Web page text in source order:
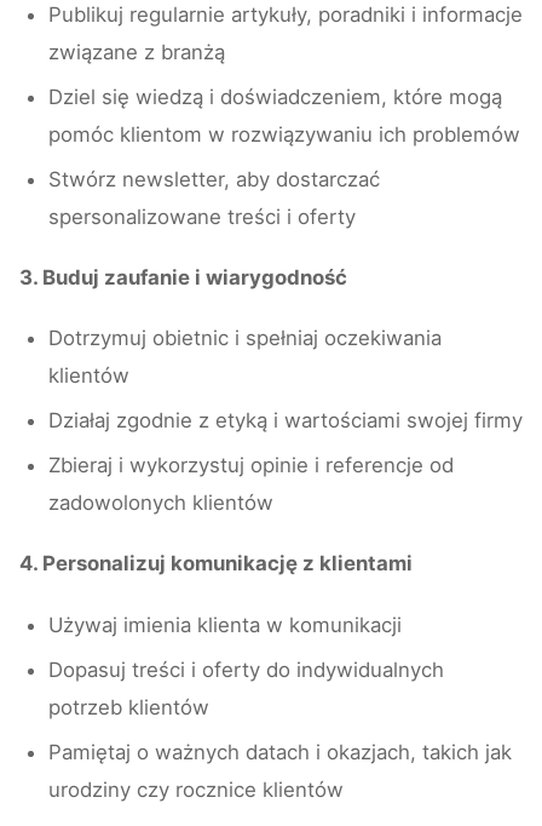
Publikuj regularnie artykuły, poradniki i informacje
związane z branżą
Dziel się wiedzą i doświadczeniem, które mogą
pomóc klientom w rozwiązywaniu ich problemów
Stwórz newsletter, aby dostarczać
spersonalizowane treści i oferty
3. Buduj zaufanie i wiarygodność
Dotrzymuj obietnic i spełniaj oczekiwania
klientów
Działaj zgodnie z etyką i wartościami swojej firmy
Zbieraj i wykorzystuj opinie i referencje od
zadowolonych klientów
4. Personalizuj komunikację z klientami
Używaj imienia klienta w komunikacji
Dopasuj treści i oferty do indywidualnych
potrzeb klientów
Pamiętaj o ważnych datach i okazjach, takich jak
urodziny czy rocznice klientów